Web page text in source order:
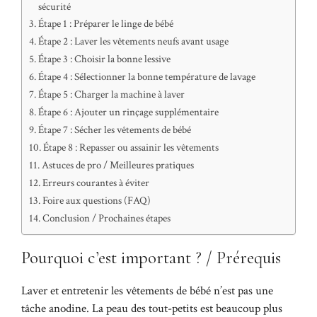
sécurité
Étape 1 : Préparer le linge de bébé
Étape 2 : Laver les vêtements neufs avant usage
Étape 3 : Choisir la bonne lessive
Étape 4 : Sélectionner la bonne température de lavage
Étape 5 : Charger la machine à laver
Étape 6 : Ajouter un rinçage supplémentaire
Étape 7 : Sécher les vêtements de bébé
Étape 8 : Repasser ou assainir les vêtements
Astuces de pro / Meilleures pratiques
Erreurs courantes à éviter
Foire aux questions (FAQ)
Conclusion / Prochaines étapes
Pourquoi c’est important ? / Prérequis
Laver et entretenir les vêtements de bébé n’est pas une
tâche anodine. La peau des tout-petits est beaucoup plus